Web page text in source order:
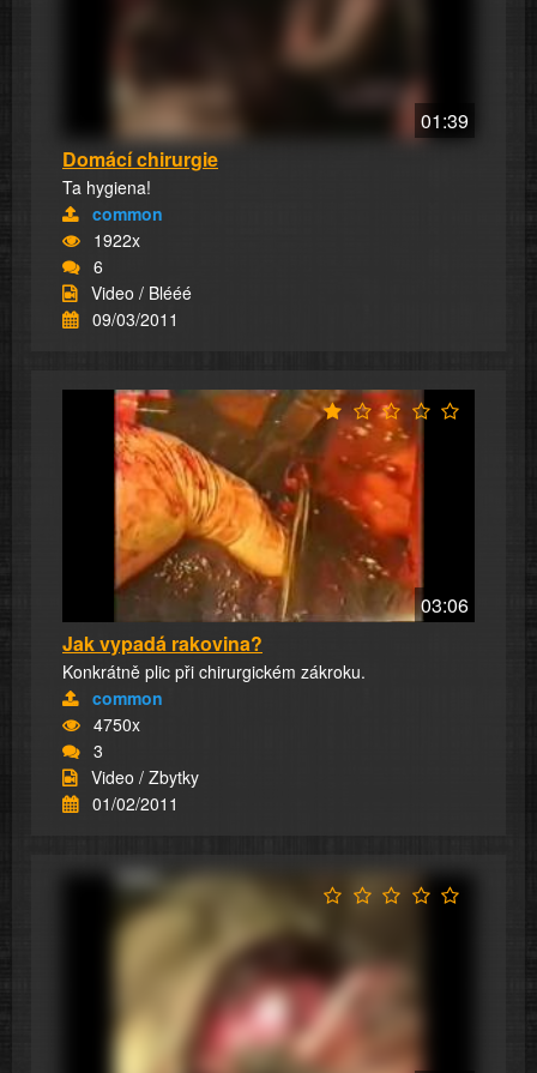
01:39
Domácí chirurgie
Ta hygiena!
common
1922x
6
Video / Blééé
09/03/2011
03:06
Jak vypadá rakovina?
Konkrátně plic při chirurgickém zákroku.
common
4750x
3
Video / Zbytky
01/02/2011